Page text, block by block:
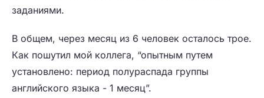
заданиями.
В общем, через месяц из 6 человек осталось трое.
Как пошутил мой коллега, “опытным путем
установлено: период полураспада группы
английского языка - 1 месяц”.